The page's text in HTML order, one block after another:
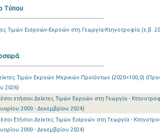
Τύπου
Τιμών Εισροών-Εκροών στη Γεωργία-Κτηνοτροφία (ε.β.
Τιμών Εκροών Μερικών Προϊόντων (2020=100,0)
2026)
ετήσιοι Δείκτες Τιμών Εκροών στη Γεωργία -
2000 - Δεκεμβρίου 2024)
Ετήσιοι Δείκτες Τιμών Εισροών στη Γεωργία -
2000 - Δεκεμβρίου 2024)